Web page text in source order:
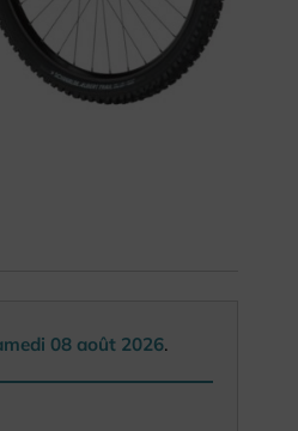
08 août 2026.